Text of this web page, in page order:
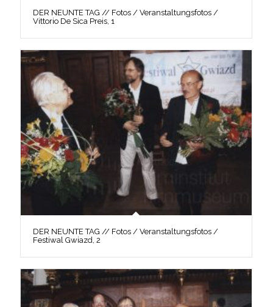
DER NEUNTE TAG // Fotos / Veranstaltungsfotos /
Vittorio De Sica Preis, 1
DER NEUNTE TAG // Fotos / Veranstaltungsfotos /
Festiwal Gwiazd, 2